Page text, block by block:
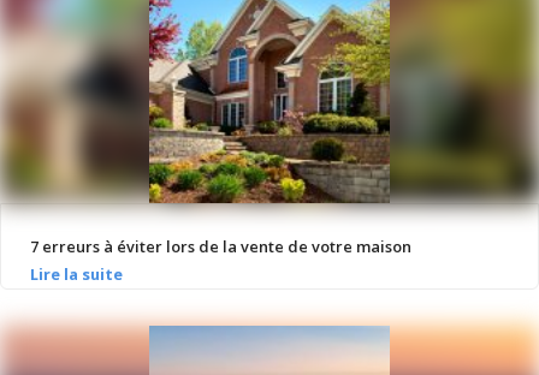
7 erreurs à éviter lors de la vente de votre maison